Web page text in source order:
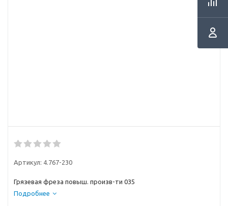
Артикул: 4.767-230
Грязевая фреза повыш. произв-ти 035
Подробнее